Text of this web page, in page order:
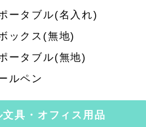
ータブル(名入れ)
ックス(無地)
ータブル(無地)
ルペン
文具・オフィス用品